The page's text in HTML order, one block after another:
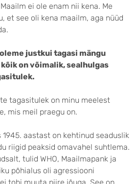
ei ole enam nii kena. Me
et see oli kena maailm, aga nüüd
justkui tagasi mängu
on võimalik, sealhulgas
tagasitulek on minu meelest
mis meil praegu on.
aastast on kehtinud seaduslik
riigid peaksid omavahel suhtlema.
tulid WHO, Maailmapank ja
põhialus oli agressiooni